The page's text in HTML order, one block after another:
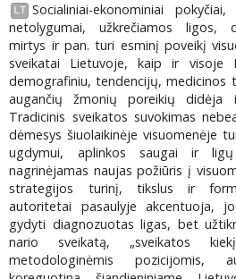
LT Socialiniai-ekonominiai
netolygumai, užkrečiamos ligos,
mirtys ir pan. turi esminį poveikį
sveikatai Lietuvoje, kaip ir visoje
demografiniu, tendencijų, medicinos
augančių žmonių poreikių
Tradicinis sveikatos suvokimas
dėmesys šiuolaikinėje visuomenėje
ugdymui, aplinkos saugai ir ligų
nagrinėjamas naujas požiūris į
strategijos turinį, tikslus ir
autoritetai pasaulyje akcentuoja,
gydyti diagnozuotas ligas, bet
nario sveikatą, „sveikatos
metodologinėmis pozicijomis,